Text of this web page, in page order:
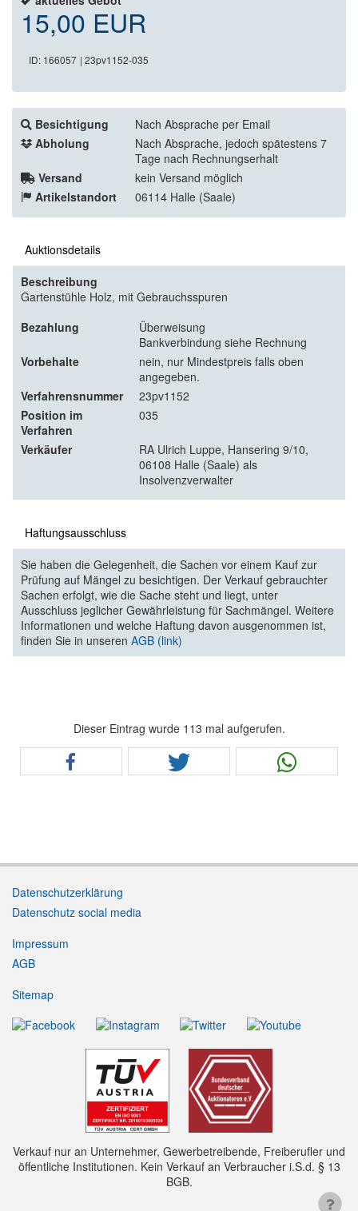
15,00 EUR
ID: 166057 | 23pv1152-035
Besichtigung
Nach Absprache per Email
Abholung
Nach Absprache, jedoch spätestens 7
Tage nach Rechnungserhalt
Versand
kein Versand möglich
Artikelstandort
06114 Halle (Saale)
Auktionsdetails
Beschreibung
Gartenstühle Holz, mit Gebrauchsspuren
Bezahlung
Überweisung
Bankverbindung siehe Rechnung
Vorbehalte
nein, nur Mindestpreis falls oben
angegeben.
Verfahrensnummer
23pv1152
Position im
Verfahren
035
Verkäufer
RA Ulrich Luppe, Hansering 9/10,
06108 Halle (Saale) als
Insolvenzverwalter
Haftungsausschluss
Sie haben die Gelegenheit, die Sachen vor einem Kauf zur
Prüfung auf Mängel zu besichtigen. Der Verkauf gebrauchter
Sachen erfolgt, wie die Sache steht und liegt, unter
Ausschluss jeglicher Gewährleistung für Sachmängel. Weitere
Informationen und welche Haftung davon ausgenommen ist,
finden Sie in unseren AGB (link)
Dieser Eintrag wurde 113 mal aufgerufen.
Datenschutzerklärung
Datenschutz social media
Impressum
AGB
Sitemap
Verkauf nur an Unternehmer, Gewerbetreibende, Freiberufler und
öffentliche Institutionen. Kein Verkauf an Verbraucher i.S.d. § 13
BGB.